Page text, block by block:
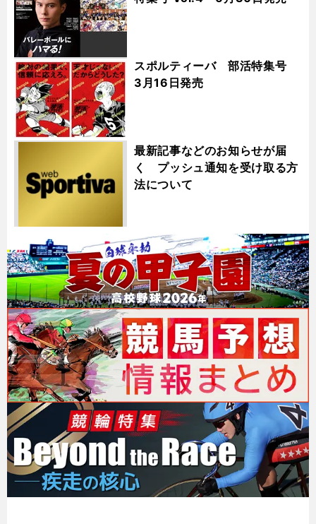
スポルティーバ 部活特集号
3月16日発売
最新記事などのお知らせが届
く プッシュ通知を受け取る方
法について